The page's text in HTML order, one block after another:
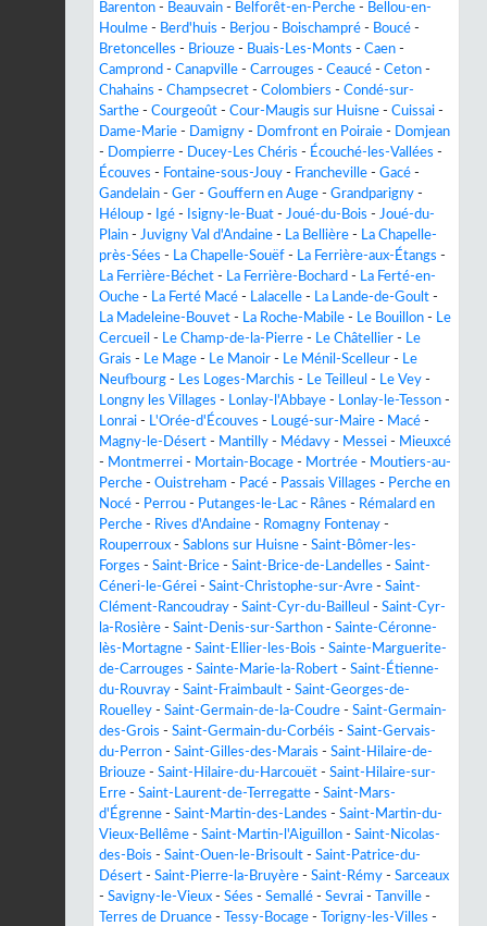
Barenton - Beauvain - Belforêt-en-Perche - Bellou-en-
Houlme - Berd'huis - Berjou - Boischampré - Boucé -
Bretoncelles - Briouze - Buais-Les-Monts - Caen -
Camprond - Canapville - Carrouges - Ceaucé - Ceton -
Chahains - Champsecret - Colombiers - Condé-sur-
Sarthe - Courgeoût - Cour-Maugis sur Huisne - Cuissai -
Dame-Marie - Damigny - Domfront en Poiraie -
Domjean
-
Dompierre - Ducey-Les Chéris - Écouché-les-Vallées -
Écouves - Fontaine-sous-Jouy - Francheville - Gacé -
Gandelain - Ger - Gouffern en Auge - Grandparigny -
Héloup - Igé - Isigny-le-Buat - Joué-du-Bois - Joué-du-
Plain - Juvigny Val d'Andaine - La Bellière - La Chapelle-
près-Sées - La Chapelle-Souëf - La Ferrière-aux-Étangs -
La Ferrière-Béchet - La Ferrière-Bochard - La Ferté-en-
Ouche - La Ferté Macé - Lalacelle - La Lande-de-Goult -
La Madeleine-Bouvet - La Roche-Mabile - Le Bouillon - Le
Cercueil - Le Champ-de-la-Pierre - Le Châtellier - Le
Grais - Le Mage - Le Manoir - Le Ménil-Scelleur - Le
Neufbourg - Les Loges-Marchis - Le Teilleul - Le Vey -
Longny les Villages - Lonlay-l'Abbaye - Lonlay-le-Tesson -
Lonrai - L'Orée-d'Écouves - Lougé-sur-Maire - Macé -
Magny-le-Désert - Mantilly - Médavy - Messei - Mieuxcé
- Montmerrei - Mortain-Bocage - Mortrée - Moutiers-au-
Perche - Ouistreham - Pacé - Passais Villages - Perche en
Nocé - Perrou - Putanges-le-Lac - Rânes - Rémalard en
Perche - Rives d'Andaine - Romagny Fontenay -
Rouperroux - Sablons sur Huisne - Saint-Bômer-les-
Forges - Saint-Brice - Saint-Brice-de-Landelles - Saint-
Céneri-le-Gérei - Saint-Christophe-sur-Avre - Saint-
Clément-Rancoudray - Saint-Cyr-du-Bailleul - Saint-Cyr-
la-Rosière - Saint-Denis-sur-Sarthon - Sainte-Céronne-
lès-Mortagne - Saint-Ellier-les-Bois - Sainte-Marguerite-
de-Carrouges - Sainte-Marie-la-Robert - Saint-Étienne-
du-Rouvray - Saint-Fraimbault - Saint-Georges-de-
Rouelley - Saint-Germain-de-la-Coudre - Saint-Germain-
des-Grois - Saint-Germain-du-Corbéis - Saint-Gervais-
du-Perron - Saint-Gilles-des-Marais - Saint-Hilaire-de-
Briouze - Saint-Hilaire-du-Harcouët - Saint-Hilaire-sur-
Erre - Saint-Laurent-de-Terregatte - Saint-Mars-
d'Égrenne - Saint-Martin-des-Landes - Saint-Martin-du-
Vieux-Bellême - Saint-Martin-l'Aiguillon - Saint-Nicolas-
des-Bois - Saint-Ouen-le-Brisoult - Saint-Patrice-du-
Désert - Saint-Pierre-la-Bruyère - Saint-Rémy - Sarceaux
- Savigny-le-Vieux - Sées - Semallé - Sevrai - Tanville -
Terres de Druance - Tessy-Bocage - Torigny-les-Villes -